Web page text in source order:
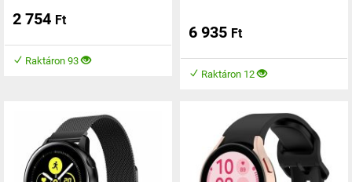
2 754 Ft
Raktáron 93
6 935 Ft
Raktáron 12